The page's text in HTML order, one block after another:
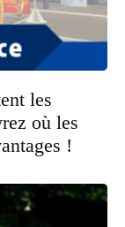
les
où les
!